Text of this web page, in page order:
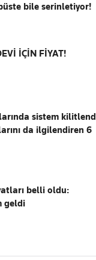
bile serinletiyor!
İÇİN FİYAT!
sistem
da ilgilendiren 6
belli oldu:
geldi